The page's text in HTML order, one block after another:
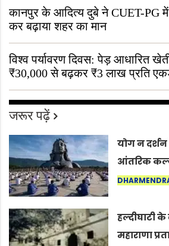
कानपुर के आदित्य दुबे ने CUET-PG
कर बढ़ाया शहर का मान
विश्व पर्यावरण दिवस: पेड़ आधारित
₹30,000 से बढ़कर ₹3 लाख प्रति
जरूर पढ़ें
योग न
आंतरिक
हल्दीघाटी
महाराणा